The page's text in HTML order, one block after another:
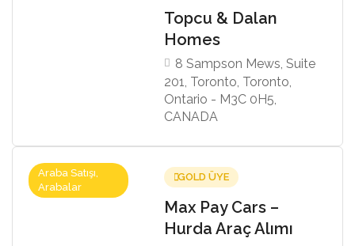
Topcu & Dalan
Homes
8 Sampson Mews, Suite
201, Toronto, Toronto,
Ontario - M3C 0H5,
CANADA
Araba Satışı,
Arabalar
GOLD ÜYE
Max Pay Cars –
Hurda Araç Alımı